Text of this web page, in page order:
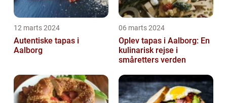
12 marts 2024
Autentiske tapas i
Aalborg
06 marts 2024
Oplev tapas i Aalborg: En
kulinarisk rejse i
småretters verden